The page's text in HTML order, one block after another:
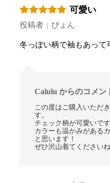
可愛い
投稿者：ぴょん
冬っぽい柄で袖もあって
Calulu からのコメン
この度はご購入いただ
す。
チェック柄が可愛いで
カラーも温かみがある
と思います！
ぜひ沢山着てください